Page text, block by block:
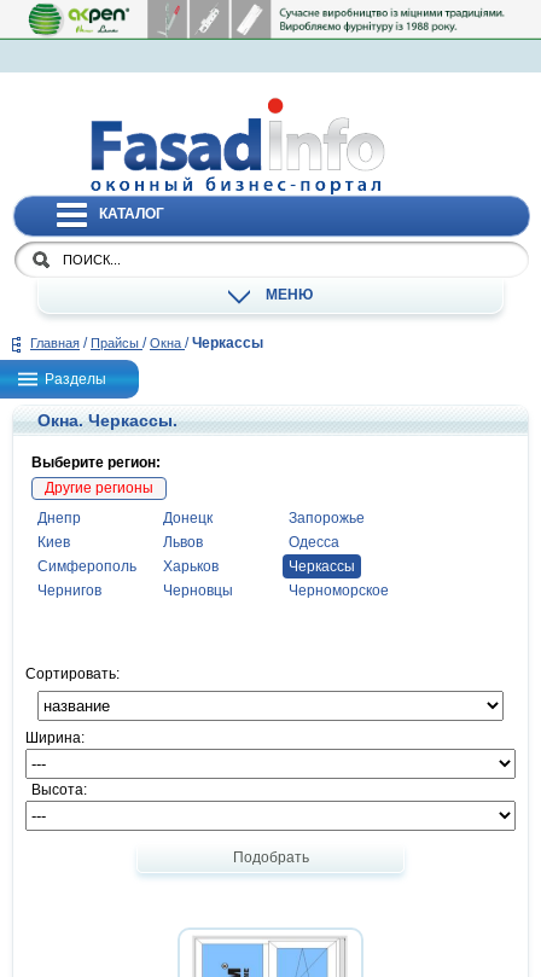
КАТАЛОГ
МЕНЮ
Главная / Прайсы / Окна / Черкассы
Разделы
Окна. Черкассы.
Выберите регион:
Другие регионы
Днепр
Донецк
Запорожье
Киев
Львов
Одесса
Симферополь
Харьков
Черкассы
Чернигов
Черновцы Черноморское
Сортировать:
Ширина:
Высота:
Подобрать